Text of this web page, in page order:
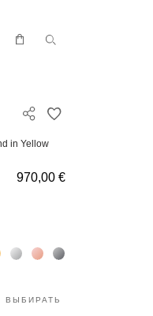
Log in Моя корзина
in Yellow
970,00 €
Жёлтое золото 18К
Белое золото 18К
Розовое золото 18К
Чёрное золото 18К
ВЫБИРАТЬ